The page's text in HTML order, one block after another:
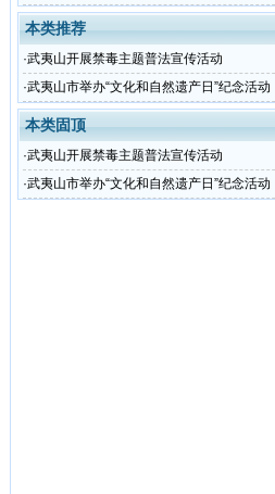
本类推荐
·武夷山开展禁毒主题普法宣传活动
·武夷山市举办“文化和自然遗产日”纪念活动
本类固顶
·武夷山开展禁毒主题普法宣传活动
·武夷山市举办“文化和自然遗产日”纪念活动